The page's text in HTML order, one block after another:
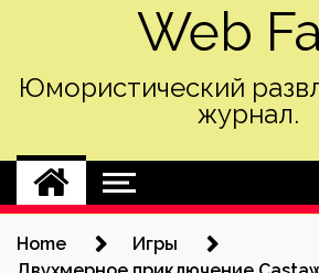
Web
Юмористический
журнал.
Home
Игры